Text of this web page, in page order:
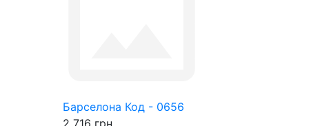
Барселона Код - 0656
2 716 грн.